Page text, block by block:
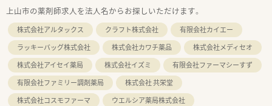
上山市の薬剤師求人を法人名からお探しいただけます。
株式会社アルタックス クラフト株式会社
有限会社カイエー
ラッキーバッグ株式会社
株式会社カワチ薬品
株式会社メディセオ
株式会社アイセイ薬局
株式会社イズミ
有限会社ファーマシーすず
有限会社ファミリー調剤薬局
株式会社 共栄堂
株式会社コスモファーマ
ウエルシア薬局株式会社